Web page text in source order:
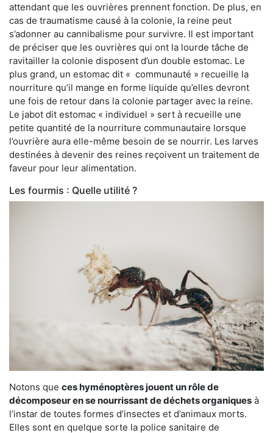
attendant que les ouvrières prennent fonction. De plus, en
cas de traumatisme causé à la colonie, la reine peut
s’adonner au cannibalisme pour survivre. Il est important
de préciser que les ouvrières qui ont la lourde tâche de
ravitailler la colonie disposent d’un double estomac. Le
plus grand, un estomac dit « communauté » recueille la
nourriture qu’il mange en forme liquide qu’elles devront
une fois de retour dans la colonie partager avec la reine.
Le jabot dit estomac « individuel » sert à recueille une
petite quantité de la nourriture communautaire lorsque
l’ouvrière aura elle-même besoin de se nourrir. Les larves
destinées à devenir des reines reçoivent un traitement de
faveur pour leur alimentation.
Les fourmis : Quelle utilité ?
Notons que ces hyménoptères jouent un rôle de
décomposeur en se nourrissant de déchets organiques à
l’instar de toutes formes d’insectes et d’animaux morts.
Elles sont en quelque sorte la police sanitaire de